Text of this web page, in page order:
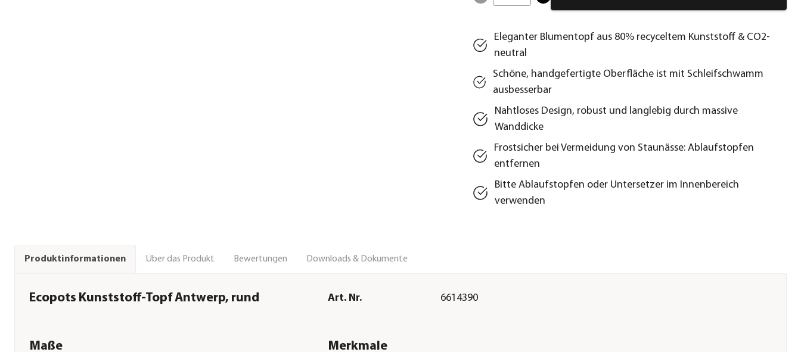
Eleganter Blumentopf aus 80% recyceltem Kunststoff & CO2-
neutral
Schöne, handgefertigte Oberfläche ist mit Schleifschwamm
ausbesserbar
Nahtloses Design, robust und langlebig durch massive
Wanddicke
Frostsicher bei Vermeidung von Staunässe: Ablaufstopfen
entfernen
Bitte Ablaufstopfen oder Untersetzer im Innenbereich
verwenden
Produktinformationen Über das Produkt Bewertungen Downloads & Dokumente
Ecopots Kunststoff-Topf Antwerp, rund Art. Nr. 6614390
Maße Merkmale